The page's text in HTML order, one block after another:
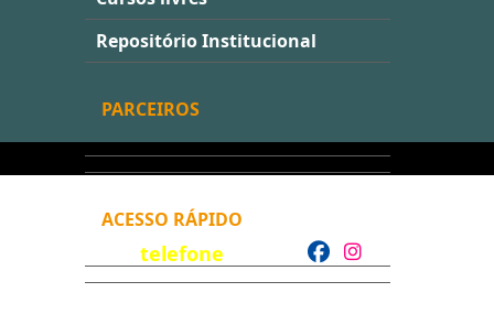
Repositório Institucional
PARCEIROS
ACESSO RÁPIDO
telefone